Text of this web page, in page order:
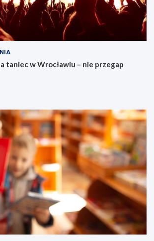
taniec w Wrocławiu – nie przegap